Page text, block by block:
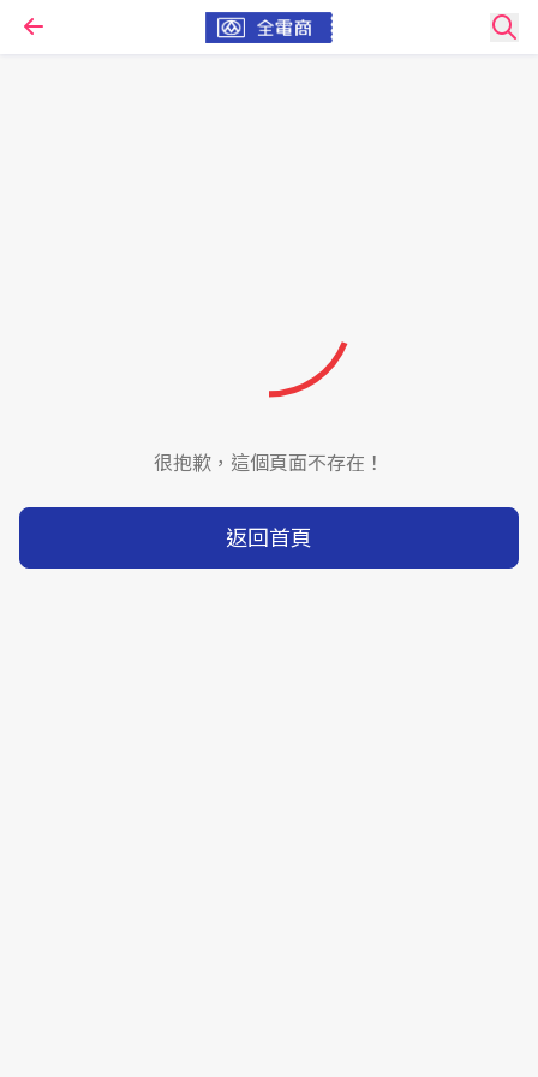
很抱歉，這個頁面不存在！
返回首頁